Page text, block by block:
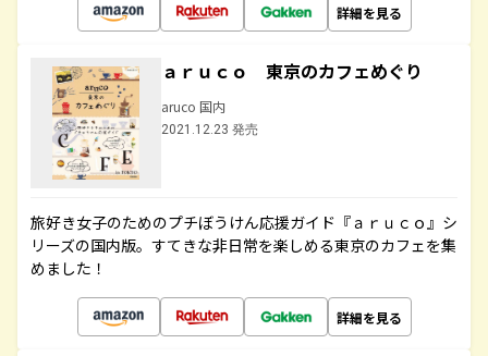
詳細を見る
ａｒｕｃｏ 東京のカフェめぐり
aruco 国内
2021.12.23 発売
旅好き女子のためのプチぼうけん応援ガイド『ａｒｕｃｏ』シ
リーズの国内版。すてきな非日常を楽しめる東京のカフェを集
めました！
詳細を見る